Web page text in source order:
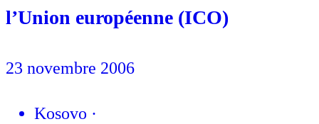
l’Union européenne (ICO)
23 novembre 2006
Kosovo ·